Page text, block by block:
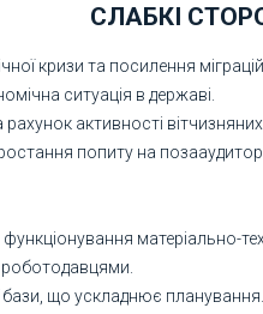
СЛАБКІ
кризи та посилення
ситуація в державі.
активності
попиту на
матеріально-
роботодавцями.
бази, що ускладнює планування.